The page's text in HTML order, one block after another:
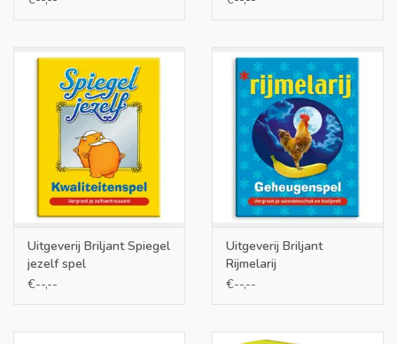
Uitgeverij Briljant Spiegel
jezelf spel
€--,--
Uitgeverij Briljant
Rijmelarij
€--,--